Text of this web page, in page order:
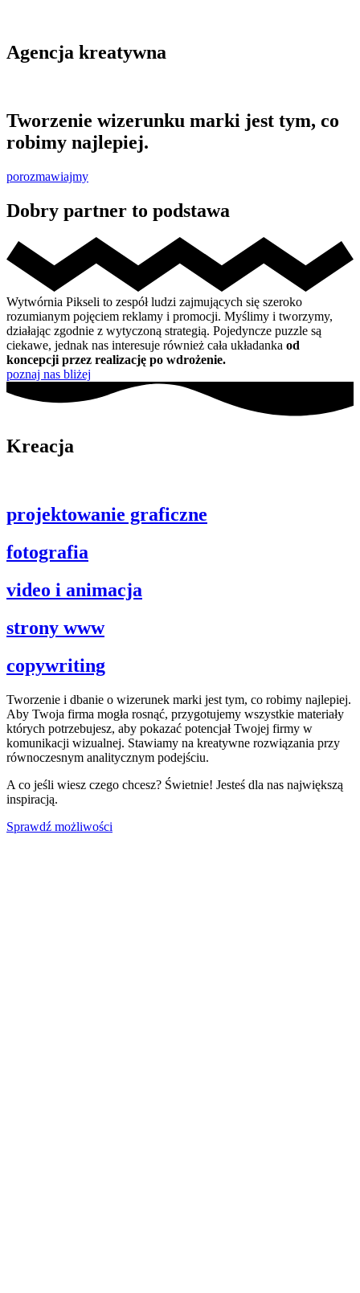
Agencja kreatywna
Tworzenie wizerunku marki jest tym, co
robimy najlepiej.
porozmawiajmy
Dobry partner to podstawa
Wytwórnia Pikseli to zespół ludzi zajmujących się szeroko
rozumianym pojęciem reklamy i promocji. Myślimy i tworzymy,
działając zgodnie z wytyczoną strategią. Pojedyncze puzzle są
ciekawe, jednak nas interesuje również cała układanka od
koncepcji przez realizację po wdrożenie.
poznaj nas bliżej
Kreacja
projektowanie graficzne
fotografia
video i animacja
strony www
copywriting
Tworzenie i dbanie o wizerunek marki jest tym, co robimy najlepiej.
Aby Twoja firma mogła rosnąć, przygotujemy wszystkie materiały
których potrzebujesz, aby pokazać potencjał Twojej firmy w
komunikacji wizualnej. Stawiamy na kreatywne rozwiązania przy
równoczesnym analitycznym podejściu.
A co jeśli wiesz czego chcesz? Świetnie! Jesteś dla nas największą
inspiracją.
Sprawdź możliwości